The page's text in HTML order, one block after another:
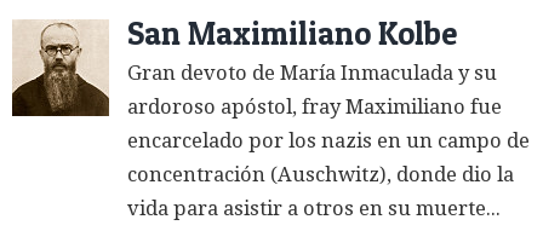
San Maximiliano Kolbe
Gran devoto de María Inmaculada y su
ardoroso apóstol, fray Maximiliano fue
encarcelado por los nazis en un campo de
concentración (Auschwitz), donde dio la
vida para asistir a otros en su muerte...